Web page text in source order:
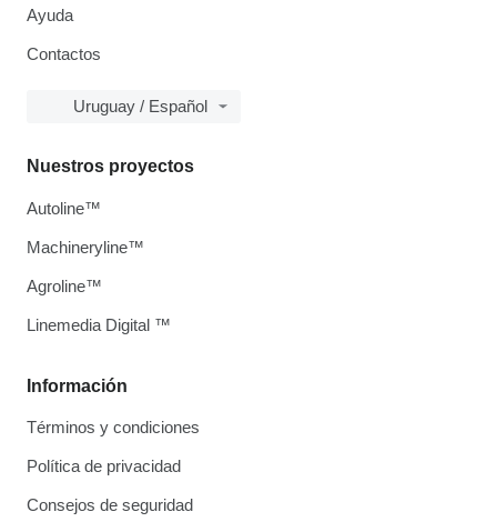
Ayuda
Contactos
Uruguay / Español
Información
Términos y condiciones
Política de privacidad
Consejos de seguridad
Nuestros proyectos
Autoline™
Machineryline™
Agroline™
Linemedia Digital ™